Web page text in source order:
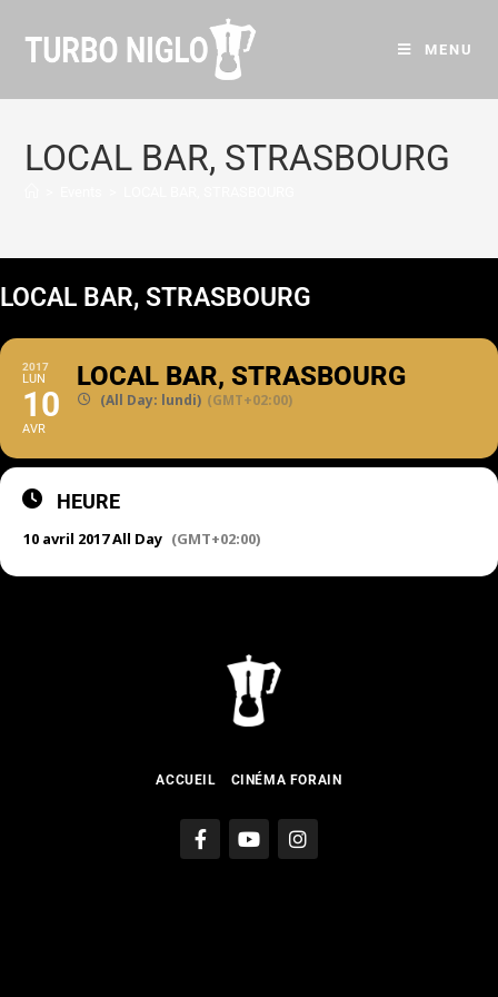
MENU
LOCAL BAR, STRASBOURG
LOCAL BAR, STRASBOURG
2017
LUN
10
AVR
LOCAL BAR, STRASBOURG
(All Day: lundi) (GMT+02:00)
HEURE
10 avril 2017 All Day (GMT+02:00)
ACCUEIL CINÉMA FORAIN